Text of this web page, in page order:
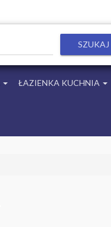
ŁAZIENKA KUCHNIA